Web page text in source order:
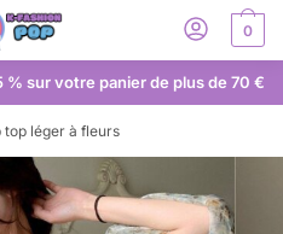
0
% sur votre panier de plus de 70 €
top léger à fleurs